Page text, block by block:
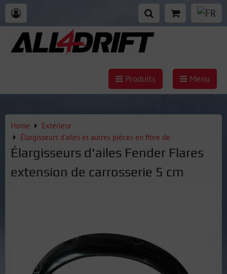
Produits Menu
Home
Extérieur
Élargisseurs d'ailes et autres pièces en fibre de
Élargisseurs d'ailes Fender Flares
extension de carrosserie 5 cm